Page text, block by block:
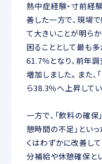
熱中症経験・寸前経
善した一方で、現場
て大きいことが明ら
困ることとして最も多
61.7％となり、前年
増加しました。また
ら38.3％へ上昇してい
一方で、「飲料の確保
憩時間の不足」とい
くはわずかに改善し
分補給や休憩確保と